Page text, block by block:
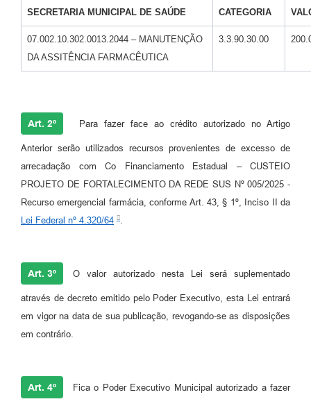
SECRETARIA MUNICIPAL DE SAÚDE CATEGORIA
07.002.10.302.0013.2044 – MANUTENÇÃO
DA ASSITÊNCIA FARMACÊUTICA
3.3.90.30.00
Art. 2º Para fazer face ao crédito autorizado no Artigo
Anterior serão utilizados recursos provenientes de excesso de
arrecadação com Co Financiamento Estadual – CUSTEIO
PROJETO DE FORTALECIMENTO DA REDE SUS Nº 005/2025 -
Recurso emergencial farmácia, conforme Art. 43, § 1º, Inciso II da
Lei Federal nº 4.320/64
.
Art. 3º O valor autorizado nesta Lei será suplementado
através de decreto emitido pelo Poder Executivo, esta Lei entrará
em vigor na data de sua publicação, revogando-se as disposições
em contrário.
Art. 4º Fica o Poder Executivo Municipal autorizado a fazer